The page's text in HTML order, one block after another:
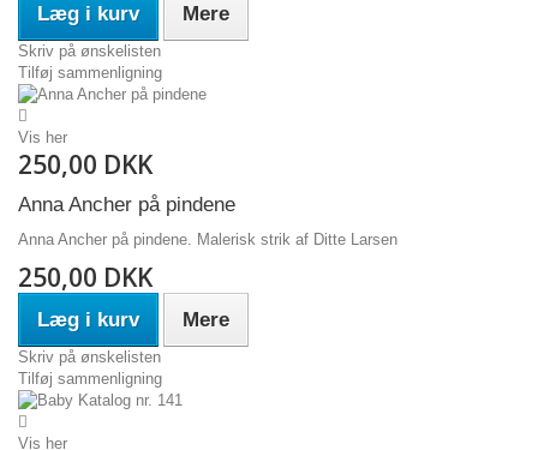
Læg i kurv Mere
Skriv på ønskelisten
Tilføj sammenligning
Vis her
250,00 DKK
Anna Ancher på pindene
Anna Ancher på pindene. Malerisk strik af Ditte Larsen
250,00 DKK
Læg i kurv Mere
Skriv på ønskelisten
Tilføj sammenligning
Vis her